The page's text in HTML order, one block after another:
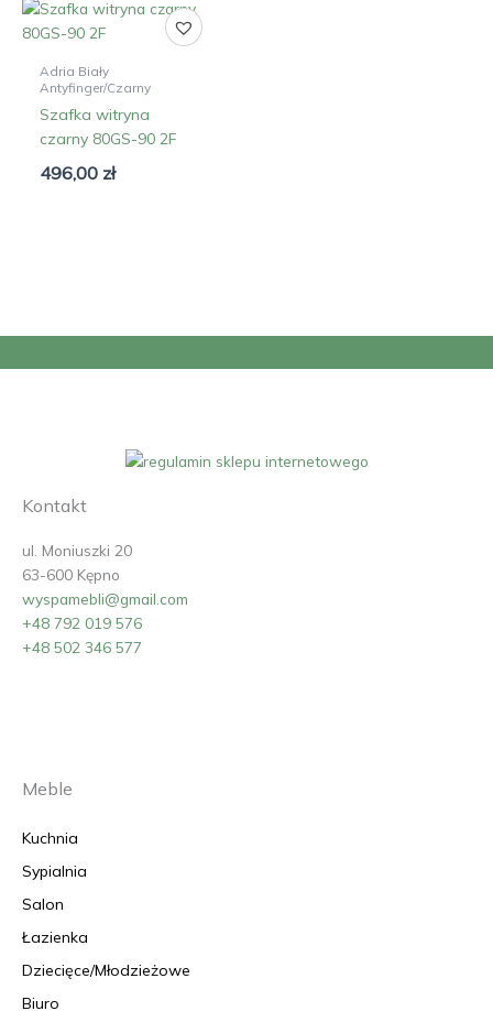
Adria Biały
Antyfinger/Czarny
Szafka witryna
czarny 80GS-90 2F
496,00 zł
Meble
Kuchnia
Sypialnia
Salon
Łazienka
Dziecięce/Młodzieżowe
Biuro
Kontakt
ul. Moniuszki 20
63-600 Kępno
wyspamebli@gmail.com
+48 792 019 576
+48 502 346 577